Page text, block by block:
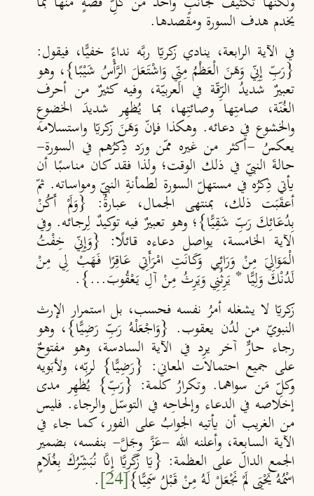
يخدم هدف السورة ومقصدها.
في الآية الرابعة، ينادي زكريّا ربَّه نداءً خفيًّا، فيقول:
{رَبِّ إِنِّي وَهَنَ الْعَظْمُ مِنِّي وَاشْتَعَلَ الرَّأْسُ شَيْبًا}، وهو
تعبيرٌ شديدُ الرِّقّة في العربيّة، وفيه كثيرٌ من أحرف
الغُنّة، صامتِها وصائتِها، بما يُظهِر شديدَ الخضوعِ
والخشوع في دعائه. وهكذا فإنّ وَهَنَ زكريّا واستسلامه
يعكسُ -أكثر من غيره ممّن ورَد ذِكرُهم في السورة-
حالةَ النبيّ في ذلك الوقت؛ ولذا فقد كان مناسبًا أن
يأتي ذِكرُه في مستهلّ السورة لطمأنةِ النبيّ ومواساته. ثمّ
أعقَبَت ذلك، بمنتهى الجمال، عبارةُ: {وَلَمْ أَكُنْ
بِدُعَائِكَ رَبِّ شَقِيًّا}؛ وهو تعبيرٌ فيه توكيدٌ لِرجائه. وفي
الآية الخامسة، يواصل دعاءه قائلًا: {وَإِنِّي خِفْتُ
الْمَوَالِيَ مِنْ وَرَائِي وَكَانَتِ امْرَأَتِي عَاقِرًا فَهَبْ لِي مِنْ
لَدُنْكَ وَلِيًّا * يَرِثُنِي وَيَرِثُ مِنْ آلِ يَعْقُوبَ...}.
زكريّا لا يشغله أمرُ نفسه فحسب، بل استمرار الإرث
النبويّ من لدُن يعقوب. {وَاجْعَلْهُ رَبِّ رَضِيًّا}، وهو
رجاء حارٌّ آخر يرِد في الآية السادسة، وهو مفتوحٌ
على جميع احتمالات المعاني: {رَضِيًّا} لربِّه، ولأبَويه
وكلِّ مَن سواهما. وتكرارُ كلمة: {رَبِّ} يُظهِر مدى
إخلاصه في الدعاء وإلحاحِه في التوسّل والرجاء. فليس
من الغريب أن يأتيه الجوابُ على الفور، كما جاء في
الآية السابعة، وأعلنه الله -عَزَّ وجَلَّ- بنفسه، بضمير
الجمع الدالّ على العظمة: {يَا زَكَرِيَّا إِنَّا نُبَشِّرُكَ بِغُلَامٍ
اسْمُهُ يَحْيَى لَمْ نَجْعَلْ لَهُ مِنْ قَبْلُ سَمِيًّا}[24]
.